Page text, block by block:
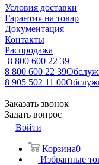
Условия доставки
Гарантия на товар
Документация
Контакты
Распродажа
8 800 600 22 39
8 800 600 22 39
8 905 502 11 00
Заказать звонок
Задать вопрос
Войти
Корзина0
Избранные